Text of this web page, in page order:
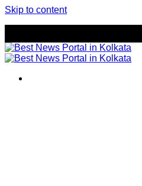
Skip to content